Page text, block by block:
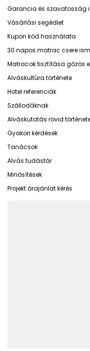
Garancia és szavatosság
Vásárlási segédlet
Kupon kód használata
30 napos matrac csere
Matracok tisztítása gőzös
Alváskultúra története
Hotel referenciák
Szállodáknak
Alváskutatás rövid
Gyakori kérdések
Tanácsok
Alvás tudástár
Minősítések
Projekt árajánlat kérés